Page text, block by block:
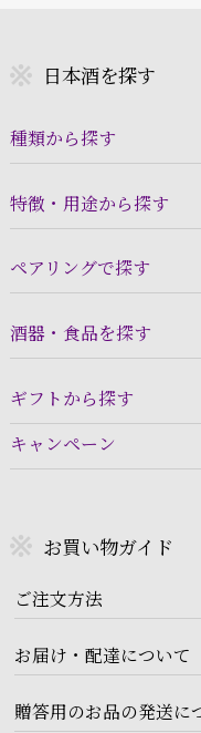
日本酒を探す
種類から探す
特徴・用途から探す
ペアリングで探す
酒器・食品を探す
ギフトから探す
キャンペーン
お買い物ガイド
ご注文方法
お届け・配達について
贈答用のお品の発送に